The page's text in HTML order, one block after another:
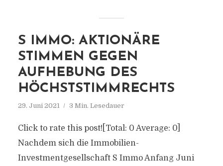
S IMMO: AKTIONÄRE
STIMMEN GEGEN
AUFHEBUNG DES
HÖCHSTSTIMMRECHTS
29. Juni 2021 3 Min. Lesedauer
Click to rate this post![Total: 0 Average: 0]
Nachdem sich die Immobilien-
Investmentgesellschaft S Immo Anfang Juni